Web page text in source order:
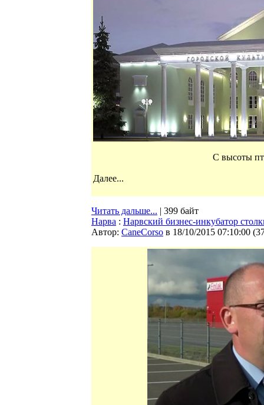
С высоты
Далее...
Читать дальше... | 399 байт
Нарва : Нарвский бизнес-инкубатор
Автор: CaneCorso в 18/10/2015 07:10:00 (